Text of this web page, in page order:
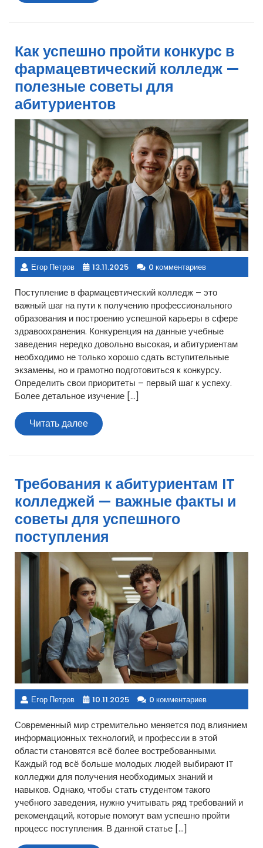
далее
Как успешно пройти конкурс в
фармацевтический колледж —
полезные советы для
абитуриентов
Егор Петров 13.11.2025 0 комментариев
Поступление в фармацевтический колледж – это
важный шаг на пути к получению профессионального
образования и построению успешной карьеры в сфере
здравоохранения. Конкуренция на данные учебные
заведения нередко довольно высокая, и абитуриентам
необходимо не только хорошо сдать вступительные
экзамены, но и грамотно подготовиться к конкурсу.
Определить свои приоритеты – первый шаг к успеху.
Более детальное изучение […]
Читать далееЧитать
далее
Требования к абитуриентам IT
колледжей — важные факты и
советы для успешного
поступления
Егор Петров 10.11.2025 0 комментариев
Современный мир стремительно меняется под влиянием
информационных технологий, и профессии в этой
области становятся всё более востребованными.
Каждый год всё больше молодых людей выбирают IT
колледжи для получения необходимых знаний и
навыков. Однако, чтобы стать студентом такого
учебного заведения, нужно учитывать ряд требований и
рекомендаций, которые помогут вам успешно пройти
процесс поступления. В данной статье […]